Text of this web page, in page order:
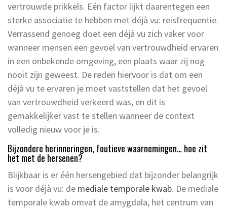
vertrouwde prikkels. Eén factor lijkt daarentegen een
sterke associatie te hebben met déjà vu: reisfrequentie.
Verrassend genoeg doet een déjà vu zich vaker voor
wanneer mensen een gevoel van vertrouwdheid ervaren
in een onbekende omgeving, een plaats waar zij nog
nooit zijn geweest. De reden hiervoor is dat om een
déjà vu te ervaren je moet vaststellen dat het gevoel
van vertrouwdheid verkeerd was, en dit is
gemakkelijker vast te stellen wanneer de context
volledig nieuw voor je is.
Bijzondere herinneringen, foutieve waarnemingen… hoe zit
het met de hersenen?
Blijkbaar is er één hersengebied dat bijzonder belangrijk
is voor déjà vu: de mediale temporale kwab. De mediale
temporale kwab omvat de amygdala, het centrum van